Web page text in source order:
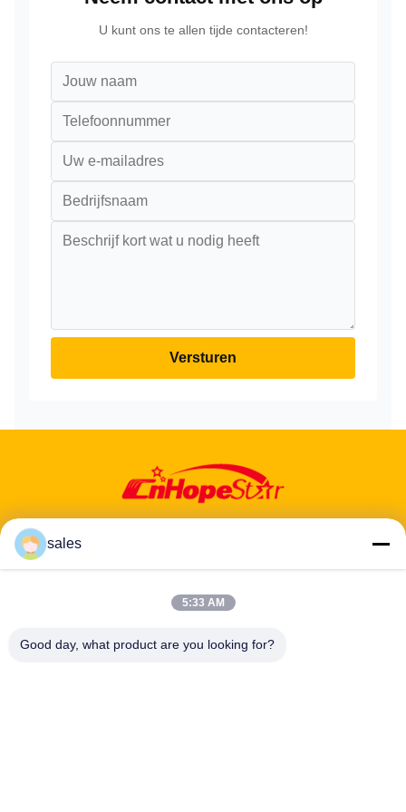
U kunt ons te allen tijde contacteren!
Versturen
Adres: 601-606, verdieping 6, gebouw E, Yuanfen Industrial Park,
Tel:86-13424296897
sales
5:33 AM
Good day, what product are you looking for?